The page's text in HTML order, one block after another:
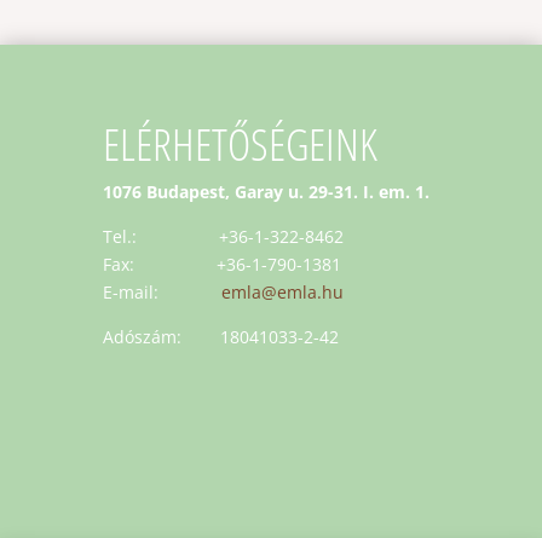
ELÉRHETŐSÉGEINK
1076 Budapest, Garay u. 29-31. I. em. 1.
Tel.: +36-1-322-8462
Fax: +36-1-790-1381
E-mail: emla@emla.hu
Adószám: 18041033-2-42